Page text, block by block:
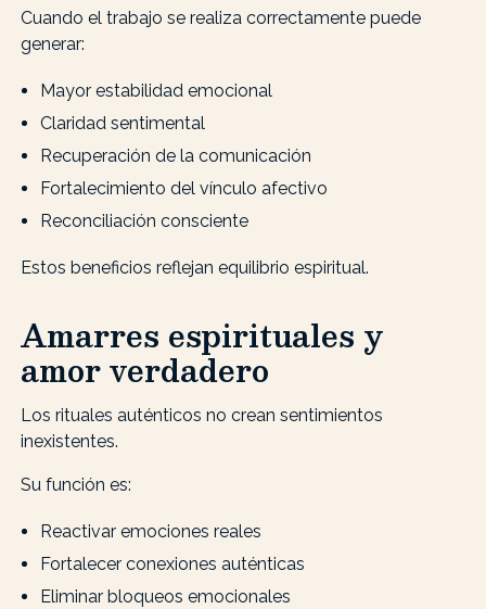
Cuando el trabajo se realiza correctamente puede
generar:
Mayor estabilidad emocional
Claridad sentimental
Recuperación de la comunicación
Fortalecimiento del vínculo afectivo
Reconciliación consciente
Estos beneficios reflejan equilibrio espiritual.
Amarres espirituales y
amor verdadero
Los rituales auténticos no crean sentimientos
inexistentes.
Su función es:
Reactivar emociones reales
Fortalecer conexiones auténticas
Eliminar bloqueos emocionales